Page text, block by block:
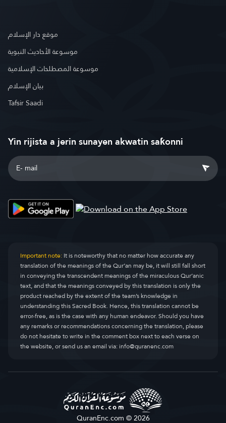
موقع دار الإسلام
موسوعة الأحاديث النبوية
موسوعة المصطلحات الإسلامية
بيان الإسلام
Tafsir Saadi
Yin rijista a jerin sunayen akwatin saƙonni
Important note:It is noteworthy that no matter how accurate any
translation of the meanings of the Qur’an may be, it will still fall short
in conveying the transcendent meanings of the miraculous Qur’anic
text, and that the meanings conveyed by this translation is only the
product reached by the extent of the team’s knowledge in
understanding this Sacred Book. Hence, this translation cannot be
error-free, as is the case with any human endeavor. Should you have
any remarks or recommendations concerning the translation, please
do not hesitate to write in the comment box next to each verse on
the website, or send us an email via:info@quranenc.com
QuranEnc.com © 2026